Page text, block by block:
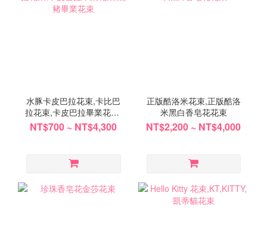
水豚卡皮巴拉花束,卡比巴
拉花束,卡皮巴拉畢業花束,
屬豬畢業花束
NT$700 ~ NT$4,300
正版酷洛米花束,正版酷洛
米黑白香皂花花束
NT$2,200 ~ NT$4,000